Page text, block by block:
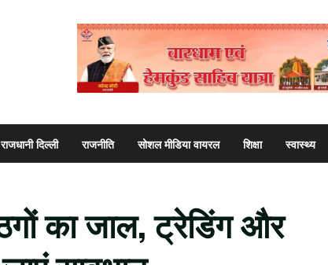
राजधानी दिल्ली राजनीति सोशल मीडिया वायरल शिक्षा स्वास्थ्य
का जाल, ट्रेडिंग और